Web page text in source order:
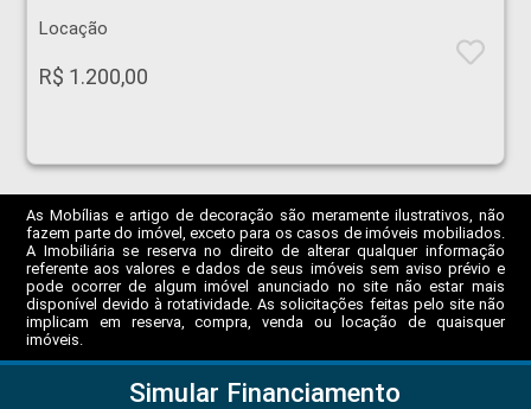
Locação
R$ 1.200,00
As Mobílias e artigo de decoração são meramente ilustrativos, não
fazem parte do imóvel, exceto para os casos de imóveis mobiliados.
A Imobiliária se reserva no direito de alterar qualquer informação
referente aos valores e dados de seus imóveis sem aviso prévio e
pode ocorrer de algum imóvel anunciado no site não estar mais
disponível devido à rotatividade. As solicitações feitas pelo site não
implicam em reserva, compra, venda ou locação de quaisquer
imóveis.
Simular Financiamento